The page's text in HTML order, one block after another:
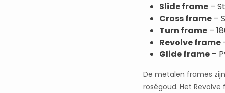
Slide frame –
Cross frame –
Turn frame –
Revolve frame
Glide frame –
De metalen frames
roségoud. Het